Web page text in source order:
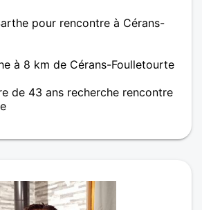
pour rencontre à Cérans-
à 8 km de Cérans-Foulletourte
de 43 ans recherche rencontre